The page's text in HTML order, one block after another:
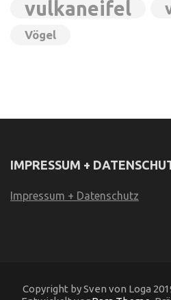
vulkaneifel
Vögel
IMPRESSUM +
Impressum + Datenschutz
Copyright by Sven von Loga